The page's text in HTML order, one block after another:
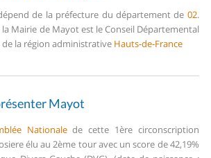
de la préfecture du département de 02.
la Mairie de Mayot est le Conseil Départemental
la région administrative Hauts-de-France
Mayot
Nationalede cette 1ère circonscription
élu au 2ème tour avec un score de 42,19%